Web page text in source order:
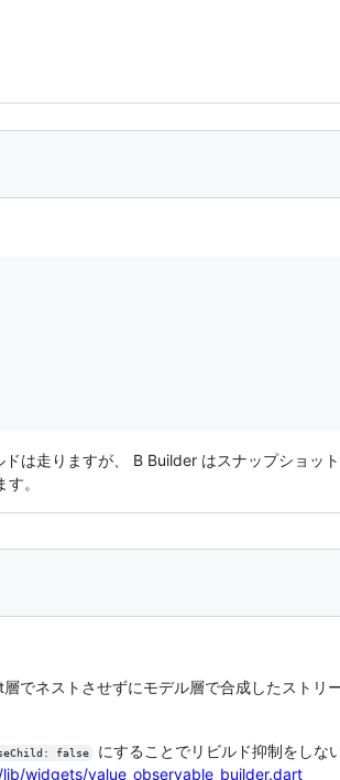
は走りますが、 B Builder はスナップショッ
。
でネストさせずにモデル層で合成したストリ
false
にすることでリビルド抑制をしな
widgets/value_observable_builder.dart